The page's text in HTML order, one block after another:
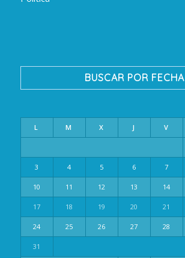
BUSCAR POR FECHA
L M X J V
3 4 5 6 7
10 11 12 13 14
17 18 19 20 21
24 25 26 27 28
31